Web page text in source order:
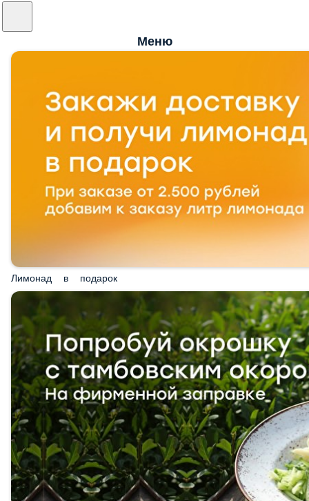
Меню
Лимонад в подарок